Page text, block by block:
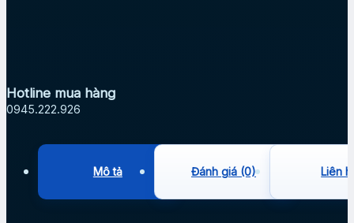
Hotline mua hàng
0945.222.926
Mô tả Đánh giá (0) Liên